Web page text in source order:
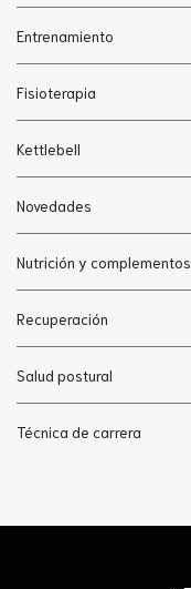
Entrenamiento
Fisioterapia
Kettlebell
Novedades
Nutrición y complementos
Recuperación
Salud postural
Técnica de carrera